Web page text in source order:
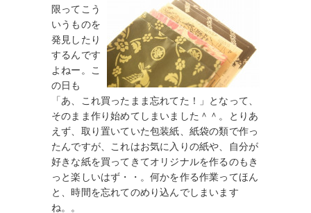
限ってこう
いうものを
発見したり
するんです
よねー。こ
の日も
「あ、これ買ったまま忘れてた！」となって、
そのまま作り始めてしまいました＾＾。とりあ
えず、取り置いていた包装紙、紙袋の類で作っ
たんですが、これはお気に入りの紙や、自分が
好きな紙を買ってきてオリジナルを作るのもき
っと楽しいはず・・。何かを作る作業ってほん
と、時間を忘れてのめり込んでしまいます
ね。。